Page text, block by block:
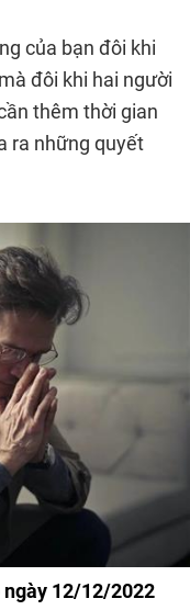
của bạn đôi khi
đôi khi hai người
thêm thời gian
ra những quyết
ngày 12/12/2022